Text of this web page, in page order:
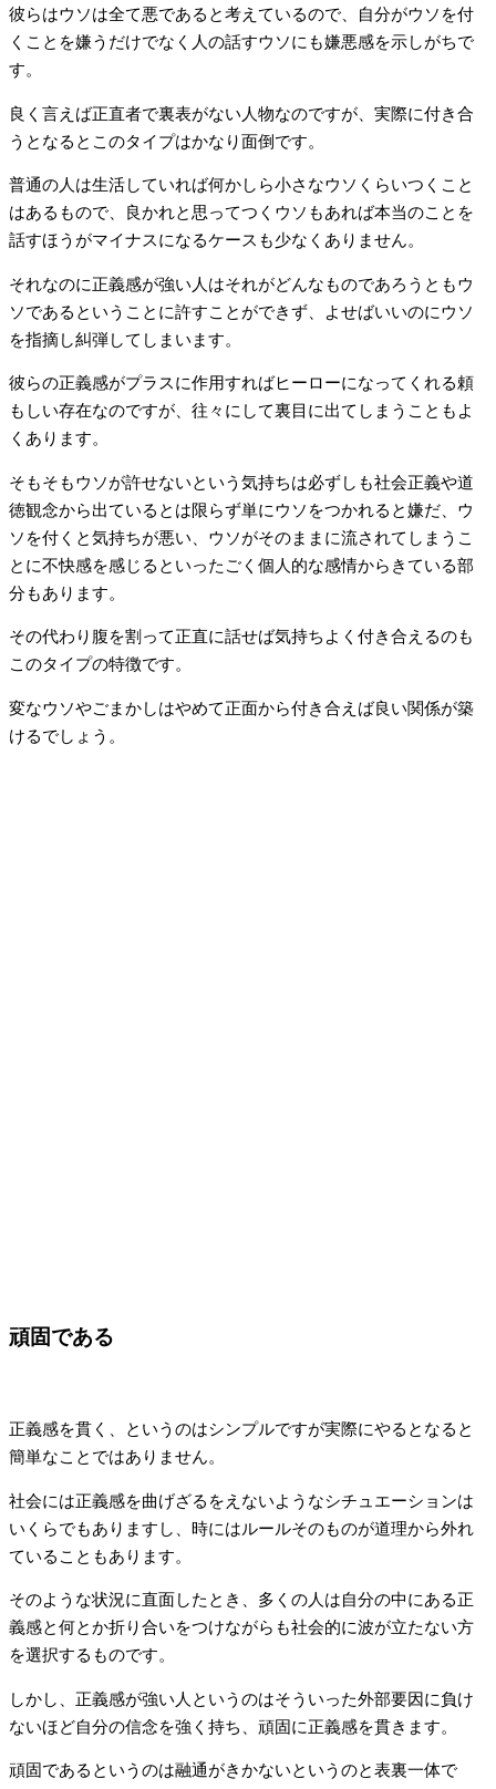
彼らはウソは全て悪であると考えているので、自分がウソを付
くことを嫌うだけでなく人の話すウソにも嫌悪感を示しがちで
す。
良く言えば正直者で裏表がない人物なのですが、実際に付き合
うとなるとこのタイプはかなり面倒です。
普通の人は生活していれば何かしら小さなウソくらいつくこと
はあるもので、良かれと思ってつくウソもあれば本当のことを
話すほうがマイナスになるケースも少なくありません。
それなのに正義感が強い人はそれがどんなものであろうともウ
ソであるということに許すことができず、よせばいいのにウソ
を指摘し糾弾してしまいます。
彼らの正義感がプラスに作用すればヒーローになってくれる頼
もしい存在なのですが、往々にして裏目に出てしまうこともよ
くあります。
そもそもウソが許せないという気持ちは必ずしも社会正義や道
徳観念から出ているとは限らず単にウソをつかれると嫌だ、ウ
ソを付くと気持ちが悪い、ウソがそのままに流されてしまうこ
とに不快感を感じるといったごく個人的な感情からきている部
分もあります。
その代わり腹を割って正直に話せば気持ちよく付き合えるのも
このタイプの特徴です。
変なウソやごまかしはやめて正面から付き合えば良い関係が築
けるでしょう。
頑固である
正義感を貫く、というのはシンプルですが実際にやるとなると
簡単なことではありません。
社会には正義感を曲げざるをえないようなシチュエーションは
いくらでもありますし、時にはルールそのものが道理から外れ
ていることもあります。
そのような状況に直面したとき、多くの人は自分の中にある正
義感と何とか折り合いをつけながらも社会的に波が立たない方
を選択するものです。
しかし、正義感が強い人というのはそういった外部要因に負け
ないほど自分の信念を強く持ち、頑固に正義感を貫きます。
頑固であるというのは融通がきかないというのと表裏一体で